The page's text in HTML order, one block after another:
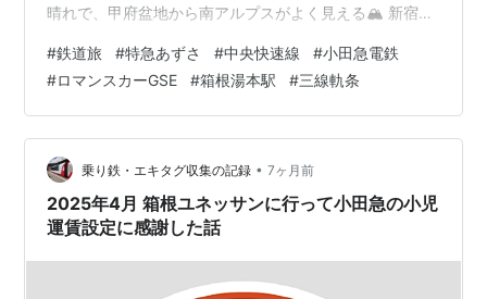
晴れで、甲府盆地から南アルプスがよく見える🏔️ 新宿で
事故やら異音確認やらで頻繁に遅延する中央快速線をす
んなり突破できるか、一抹の不安が😓 今日は今のところ
至って順調😌 ・・・・・ 突然、甲斐大和付近でノロノロ
運転に😣 あ〜早くもキタか😩 中央快速線はまだだいぶ先
だけど😯 ・・・・・ 幸いすぐに速度回復し笹子トンネル
へ。 軽症…
#鉄道旅 #特急あずさ #中央快速線 #小田急電鉄
#ロマンスカーGSE #箱根湯本駅 #三線軌条
乗り鉄・エキタグ収集の記録 • 7ヶ月前
2025年4月 箱根ユネッサンに行って小田急の小児
運賃設定に感謝した話